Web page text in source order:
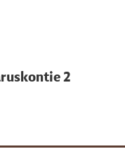
2